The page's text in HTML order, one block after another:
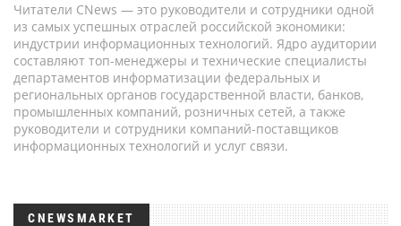
Читатели CNews — это руководители и сотрудники одной
из самых успешных отраслей российской экономики:
индустрии информационных технологий. Ядро аудитории
составляют топ-менеджеры и технические специалисты
департаментов информатизации федеральных и
региональных органов государственной власти, банков,
промышленных компаний, розничных сетей, а также
руководители и сотрудники компаний-поставщиков
информационных технологий и услуг связи.
CNEWSMARKET